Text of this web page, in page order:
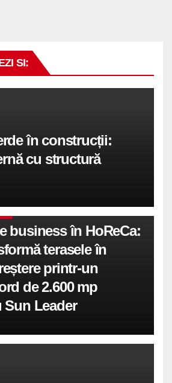
SI:
în construcții:
cu structură
business în HoReCa:
terasele în
printr-un
de 2.600 mp
Sun Leader